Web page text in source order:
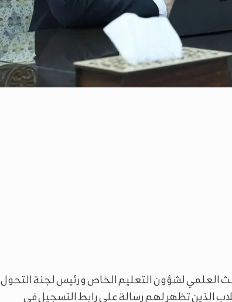
العلمي لشؤون التعليم الخاص ورئيس لجنة التحول
الذين تظهر لهم رسالة على رابط التسجيل في